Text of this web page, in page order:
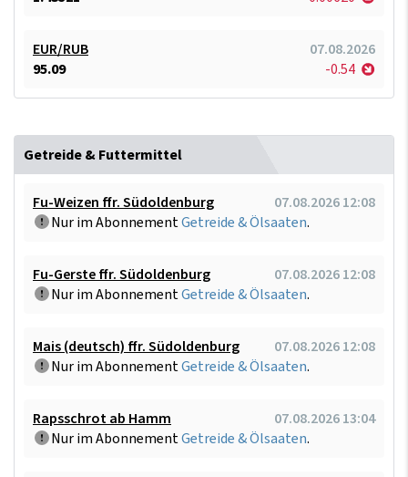
EUR/RUB
07.08.2026
95.09
-0.54
Getreide & Futtermittel
Fu-Weizen ffr. Südoldenburg
07.08.2026 12:08
Nur im AbonnementGetreide & Ölsaaten.
Fu-Gerste ffr. Südoldenburg
07.08.2026 12:08
Nur im AbonnementGetreide & Ölsaaten.
Mais (deutsch) ffr. Südoldenburg
07.08.2026 12:08
Nur im AbonnementGetreide & Ölsaaten.
Rapsschrot ab Hamm
07.08.2026 13:04
Nur im AbonnementGetreide & Ölsaaten.